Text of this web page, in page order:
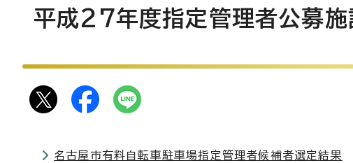
平成27年度指定管理者公募施
名古屋市有料自転車駐車場指定管理者候補者選定結果